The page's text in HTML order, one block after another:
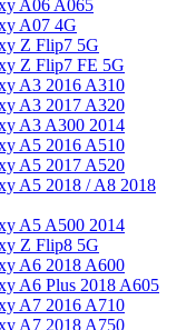
A06 A065
A07 4G
Z Flip7 5G
Z Flip7 FE 5G
A3 2016 A310
A3 2017 A320
A3 A300 2014
A5 2016 A510
A5 2017 A520
A5 2018 / A8 2018
A5 A500 2014
Z Flip8 5G
A6 2018 A600
A6 Plus 2018 A605
A7 2016 A710
A7 2018 A750